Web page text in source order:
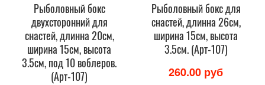
Рыболовный бокс
двухсторонний для
снастей, длинна 20см,
ширина 15см, высота
3.5см, под 10 воблеров.
(Арт-107)
Рыболовный бокс для
снастей, длинна 26см,
ширина 15см, высота
3.5см. (Арт-107)
260.00 руб